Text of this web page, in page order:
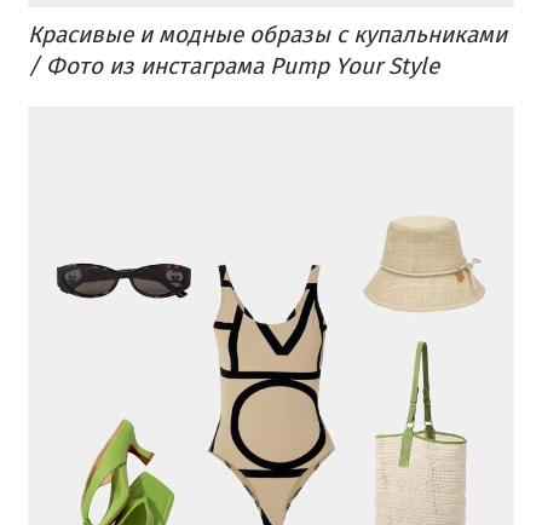
Красивые и модные образы с купальниками
/ Фото из инстаграма Pump Your Style